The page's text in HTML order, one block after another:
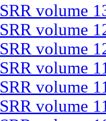
SRR volume
SRR volume
SRR volume
SRR volume
SRR volume
SRR volume